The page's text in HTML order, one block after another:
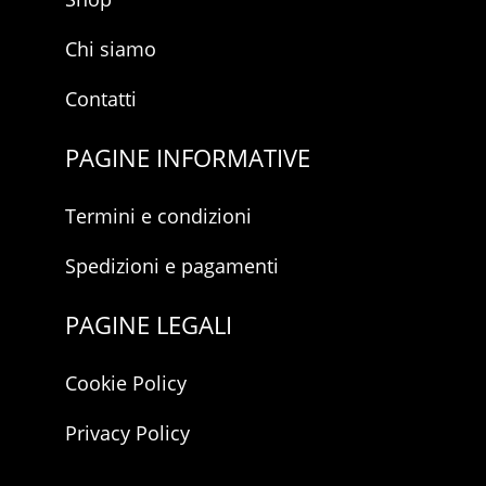
Chi siamo
Contatti
PAGINE INFORMATIVE
Termini e condizioni
Spedizioni e pagamenti
PAGINE LEGALI
Cookie Policy
Privacy Policy